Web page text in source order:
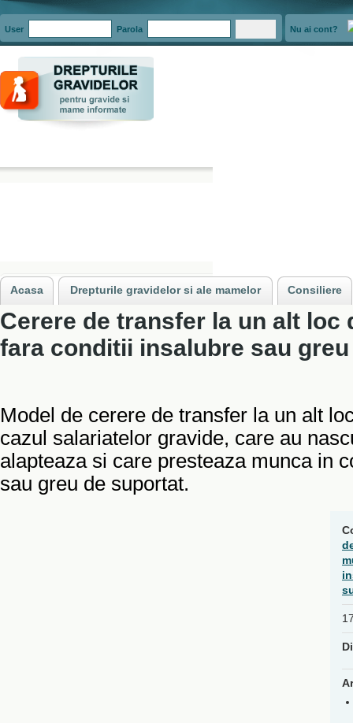
Acasa » Cerere de transfer la un alt loc de munca, fara
Cerere de transfer la un alt loc
fara conditii insalubre sau
Model de cerere de transfer la un alt
cazul salariatelor gravide, care au
alapteaza si care presteaza munca in
sau greu de suportat.
User Parola Nu ai cont?
Acasa Drepturile gravidelor si ale mamelor Consiliere